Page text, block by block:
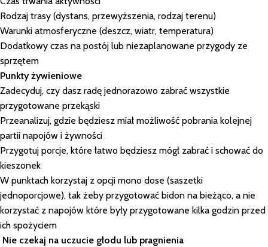
Rodzaj trasy (dystans, przewyższenia, rodzaj terenu)
Warunki atmosferyczne (deszcz, wiatr, temperatura)
Dodatkowy czas na postój lub niezaplanowane przygody ze
sprzętem
Punkty żywieniowe
Zadecyduj, czy dasz radę jednorazowo zabrać wszystkie
przygotowane przekąski
Przeanalizuj, gdzie będziesz miał możliwość pobrania kolejnej
partii napojów i żywności
Przygotuj porcje, które łatwo będziesz mógł zabrać i schować do
kieszonek
W punktach korzystaj z opcji mono dose (saszetki
jednoporcjowe), tak żeby przygotować bidon na bieżąco, a nie
korzystać z napojów które były przygotowane kilka godzin przed
ich spożyciem
Nie czekaj na uczucie głodu lub pragnienia